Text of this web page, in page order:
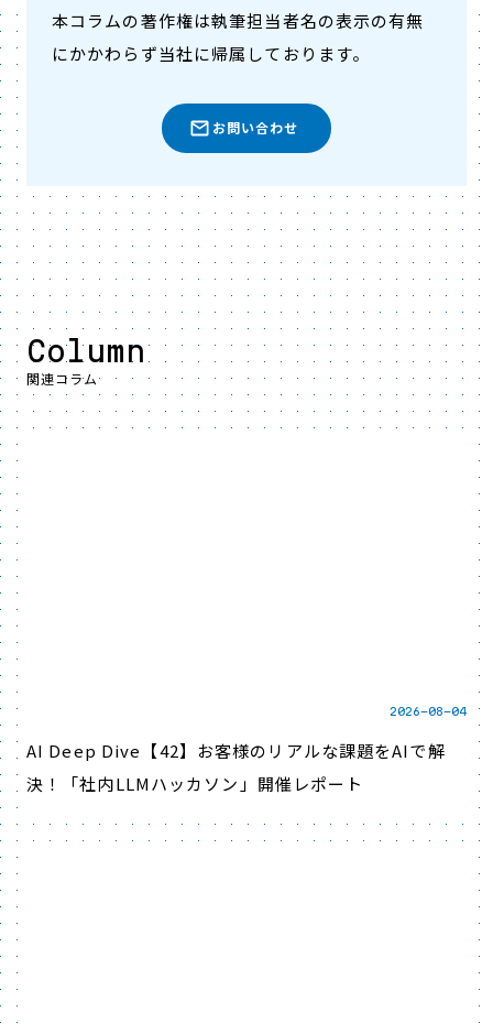
本コラムの著作権は執筆担当者名の表示の有無
にかかわらず当社に帰属しております。
お問い合わせ
Column
関連コラム
2026-08-04
AI Deep Dive【42】お客様のリアルな課題をAIで解
決！「社内LLMハッカソン」開催レポート